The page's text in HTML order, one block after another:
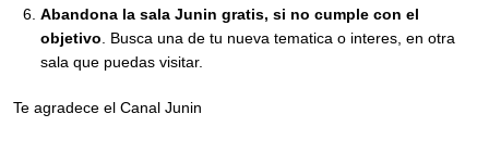
Abandona la sala Junin gratis, si no cumple con el
objetivo . Busca una de tu nueva tematica o interes, en otra
sala que puedas visitar.
Te agradece el Canal Junin